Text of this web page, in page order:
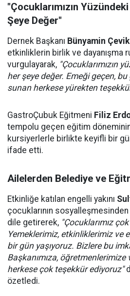
"Çocuklarımızın
Şeye Değer"
Dernek Başkanı Bünyamin Çevik
etkinliklerin birlik ve dayanışma
vurgulayarak, "Çocuklarımızın
her şeye değer. Emeği geçen,
sunan herkese yürekten
GastroÇubuk Eğitmeni Filiz
tempolu geçen eğitim
kursiyerlerle birlikte keyifli bir
ifade etti.
Ailelerden Belediye ve
Etkinliğe katılan engelli yakını
çocuklarının
dile getirerek, "Çocuklarımız
Yemeklerimiz, etkinliklerimiz ve
bir gün yaşıyoruz. Bizlere bu
Başkanımıza, öğretmenlerimize
herkese çok teşekkür ediyoruz"
özetledi.